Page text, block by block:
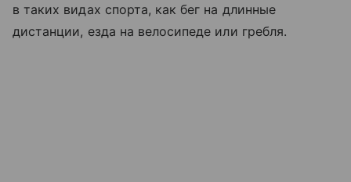
в таких видах спорта, как бег на длинные
дистанции, езда на велосипеде или гребля.